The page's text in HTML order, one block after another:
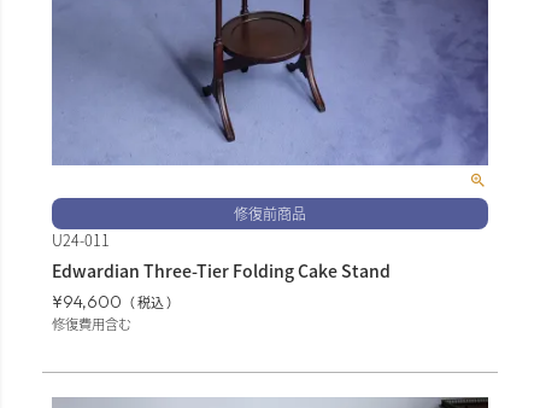
修復前商品
U24-011
Edwardian Three-Tier Folding Cake Stand
¥94,600
税込
修復費用含む